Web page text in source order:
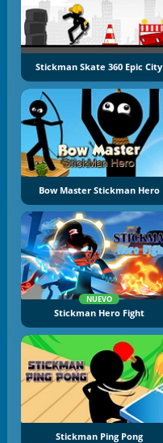
Stickman Skate 360 Epic City
Bow Master Stickman Hero
NUEVO
Stickman Hero Fight
Stickman Ping Pong